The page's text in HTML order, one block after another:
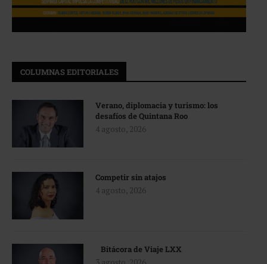
COLUMNAS EDITORIALES
Verano, diplomacia y turismo: los
desafíos de Quintana Roo
4 agosto, 2026
Competir sin atajos
4 agosto, 2026
Bitácora de Viaje LXX